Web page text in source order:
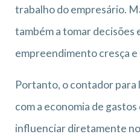
trabalho do empresário.
também a tomar decisões
empreendimento cresça e
Portanto, o contador para
com a economia de
influenciar diretamente